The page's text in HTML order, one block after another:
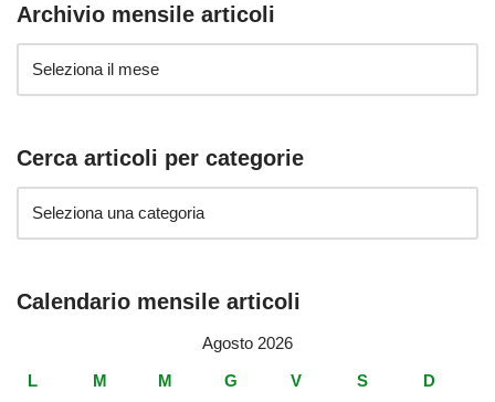
Archivio mensile articoli
Cerca articoli per categorie
Calendario mensile articoli
Agosto 2026
L
M M G V S D